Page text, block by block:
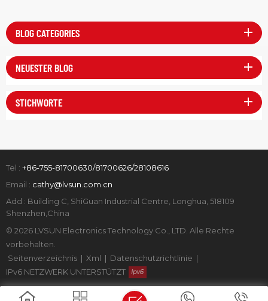
BLOG CATEGORIES
NEUESTER BLOG
STICHWORTE
Tel : +86-755-81700630/81700626/28108616
Email : cathy@lvsun.com.cn
Add : Building C, ShiGuan Industrial Centre, Longhua, 518109
Shenzhen,China
© 2026 LVSUN Electronics Technology Co., LTD. Alle Rechte
vorbehalten.
Seitenverzeichnis | Xml | Datenschutzrichtlinie |
IPv6 NETZWERK UNTERSTÜTZT